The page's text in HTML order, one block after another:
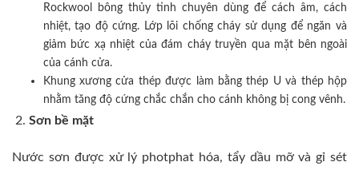
Rockwool bông thủy tinh chuyên dùng để cách âm, cách
nhiệt, tạo độ cứng. Lớp lõi chống cháy sử dụng để ngăn và
giảm bức xạ nhiệt của đám cháy truyền qua mặt bên ngoài
của cánh cửa.
Khung xương cửa thép được làm bằng thép U và thép hộp
nhằm tăng độ cứng chắc chắn cho cánh không bị cong vênh.
Sơn bề mặt
Nước sơn được xử lý photphat hóa, tẩy dầu mỡ và gỉ sét